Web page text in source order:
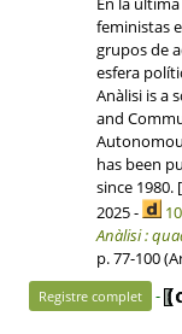
feministas
grupos de
esfera
Anàlisi is a
and
has been
since 1980.
2025 -
Anàlisi :
p. 77-100
Registre complet -